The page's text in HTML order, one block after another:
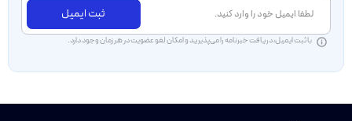
ثبت ایمیل
با ثبت ایمیل، دریافت خبرنامه را می‌پذیرید و امکان لغو عضویت در هر زمان وجود دارد.